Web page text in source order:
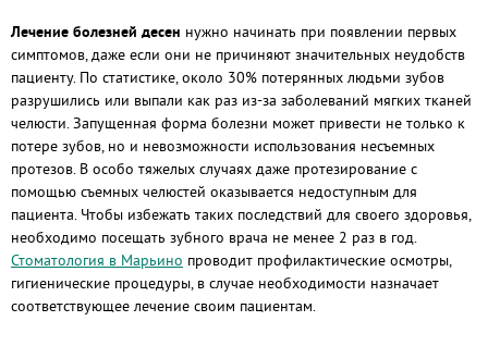
Лечение болезней десен нужно начинать при появлении первых
симптомов, даже если они не причиняют значительных неудобств
пациенту. По статистике, около 30% потерянных людьми зубов
разрушились или выпали как раз из-за заболеваний мягких тканей
челюсти. Запущенная форма болезни может привести не только к
потере зубов, но и невозможности использования несъемных
протезов. В особо тяжелых случаях даже протезирование с
помощью съемных челюстей оказывается недоступным для
пациента. Чтобы избежать таких последствий для своего здоровья,
необходимо посещать зубного врача не менее 2 раз в год.
Стоматология в Марьино проводит профилактические осмотры,
гигиенические процедуры, в случае необходимости назначает
соответствующее лечение своим пациентам.